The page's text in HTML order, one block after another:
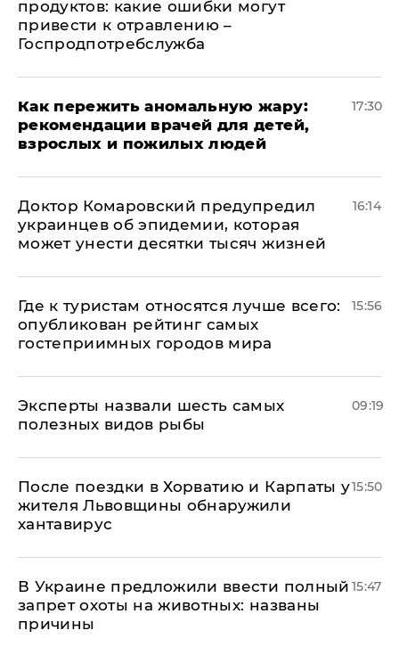
продуктов: какие ошибки могут
привести к отравлению –
Госпродпотребслужба
Как пережить аномальную жару:
рекомендации врачей для детей,
взрослых и пожилых людей
17:30
Доктор Комаровский предупредил
украинцев об эпидемии, которая
может унести десятки тысяч жизней
16:14
Где к туристам относятся лучше всего:
опубликован рейтинг самых
гостеприимных городов мира
15:56
Эксперты назвали шесть самых
полезных видов рыбы
09:19
После поездки в Хорватию и Карпаты у
жителя Львовщины обнаружили
хантавирус
15:50
В Украине предложили ввести полный
запрет охоты на животных: названы
причины
15:47